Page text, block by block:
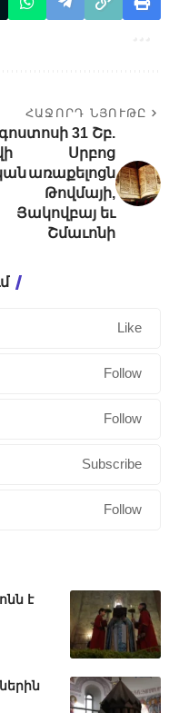
ՀԱՋՈՐԴ ՆՅՈՒԹԸ
31 Շբ.
Սրբոց
առաքելոցն
Թովմայի,
Յակովբայ եւ
Շմաւոնի
Like
Follow
Follow
Subscribe
Follow
է